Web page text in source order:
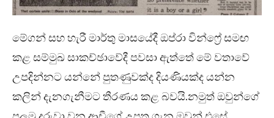
මේගන් සහ හැරී මාර්තු මාසයේදී ඔප්රා වින්ෆ්‍රේ සමඟ
කළ සම්මුඛ සාකච්ඡාවේදී පවසා ඇත්තේ මේ වතාවේ
උපදින්නට යන්නේ පුතණුවක්ද දියණියක්ද යන්න
කලින් දැනගැනීමට තීරණය කළ බවයි.නමුත් ඔවුන්ගේ